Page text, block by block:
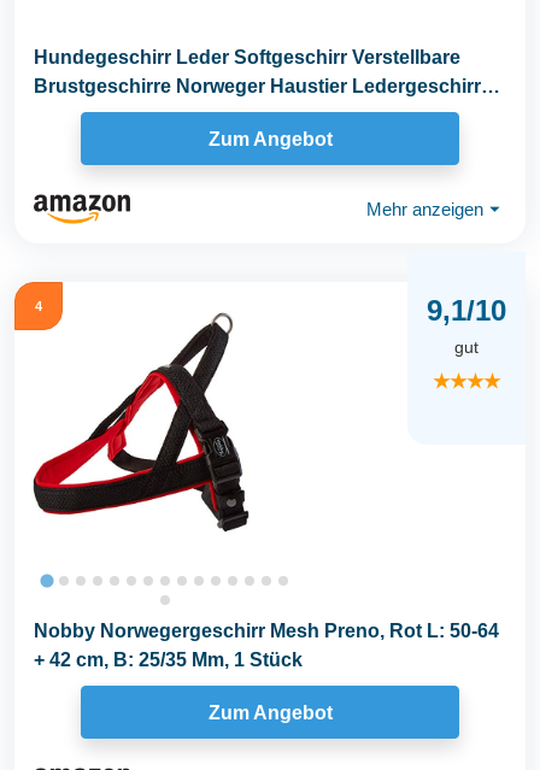
Hundegeschirr Leder Softgeschirr Verstellbare
Brustgeschirre Norweger Haustier Ledergeschirr
Weichem...
Zum Angebot
Mehr anzeigen ⏷
4 9,1/10
gut
★★★★
Nobby Norwegergeschirr Mesh Preno, Rot L: 50-64
+ 42 cm, B: 25/35 Mm, 1 Stück
Zum Angebot